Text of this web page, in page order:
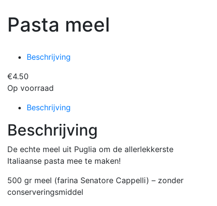
Pasta meel
Beschrijving
€4.50
Op voorraad
Beschrijving
Beschrijving
De echte meel uit Puglia om de allerlekkerste
Italiaanse pasta mee te maken!
500 gr meel (farina Senatore Cappelli) – zonder
conserveringsmiddel